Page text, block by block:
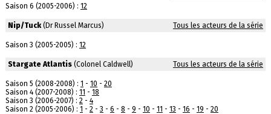
Saison 6 (2005-2006) : 12
Nip/Tuck(Dr Russel Marcus) Tous les acteurs de la série
Saison 3 (2005-2005) : 12
Stargate Atlantis(Colonel Caldwell) Tous les acteurs de la série
Saison 5 (2008-2008) : 1 - 10 - 20
Saison 4 (2007-2008) : 11 - 18
Saison 3 (2006-2007) : 2- 4
Saison 2 (2005-2006) : 1 - 2- 3 - 6 - 8 - 9 - 10 - 11 - 13 - 16 - 19 - 20